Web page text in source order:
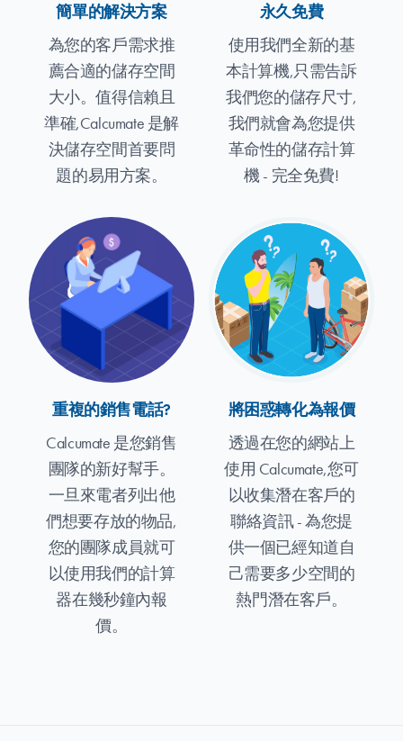
簡單的解決方案
為您的客戶需求推
薦合適的儲存空間
大小。值得信賴且
準確,Calcumate 是解
決儲存空間首要問
題的易用方案。
永久免費
使用我們全新的基
本計算機,只需告訴
我們您的儲存尺寸,
我們就會為您提供
革命性的儲存計算
機 - 完全免費!
重複的銷售電話?
Calcumate 是您銷售
團隊的新好幫手。
一旦來電者列出他
們想要存放的物品,
您的團隊成員就可
以使用我們的計算
器在幾秒鐘內報
價。
將困惑轉化為報價
透過在您的網站上
使用 Calcumate,您可
以收集潛在客戶的
聯絡資訊 - 為您提
供一個已經知道自
己需要多少空間的
熱門潛在客戶。